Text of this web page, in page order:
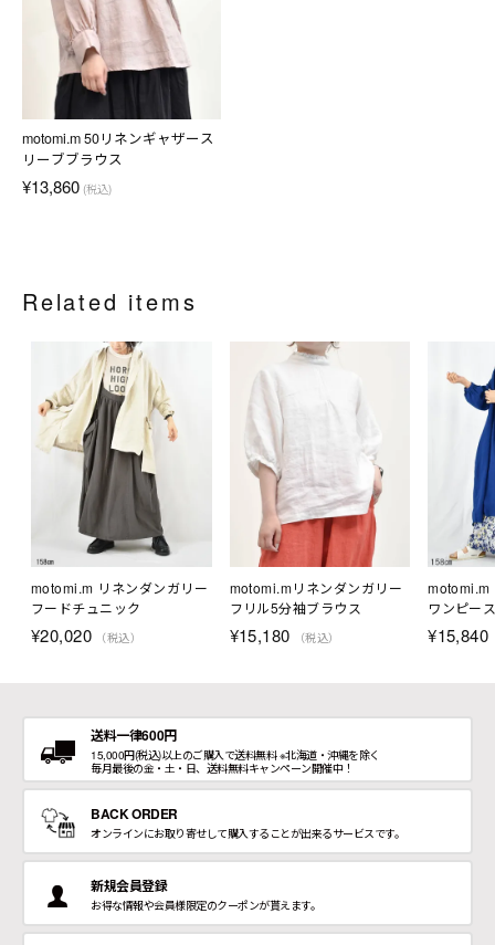
motomi.m 50リネンギャザース
リーブブラウス
¥13,860 (税込)
Related items
motomi.m リネンダンガリー
フードチュニック
¥20,020 （税込）
motomi.mリネンダンガリー
フリル5分袖ブラウス
¥15,180 （税込）
motomi.m
ワンピー
¥15,840
送料一律600円
15,000円(税込)以上のご購入で送料無料 ※北海道・沖縄を除く
毎月最後の金・土・日、送料無料キャンペーン開催中！
BACK ORDER
オンラインにお取り寄せして購入することが出来るサービスです。
新規会員登録
お得な情報や会員様限定のクーポンが貰えます。